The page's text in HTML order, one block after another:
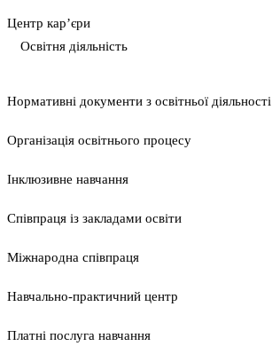
Центр кар’єри
Освітня діяльність
Нормативні документи з освітньої діяльності
Організація освітнього процесу
Інклюзивне навчання
Співпраця із закладами освіти
Міжнародна співпраця
Навчально-практичний центр
Платні послуга навчання